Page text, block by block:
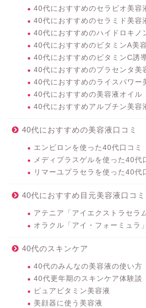
40代におすすめのセラビオ美容
40代におすすめのセラミド美容
40代におすすめのハイドロキノ
40代におすすめのビタミンA美
40代におすすめのビタミンC誘
40代におすすめのプラセンタ美
40代におすすめのライスパワー
40代におすすめの美容液オイル
40代におすすめアルブチン美容
40代におすすめの美容液口コミ
エンビロンを使った40代口コミ
メディプラスゲルを使った40代
リマーユプラセラを使った40代
40代におすすめ目元美容液口コミ
アテニア「アイエクストラセラ
オラクル「アイ・フォーミュラ
40代のスキンケア
40代のみんなの美容液の使い方
40代更年期のスキンケア体験談
ピュアビタミン美容液
美顔器に使う美容液